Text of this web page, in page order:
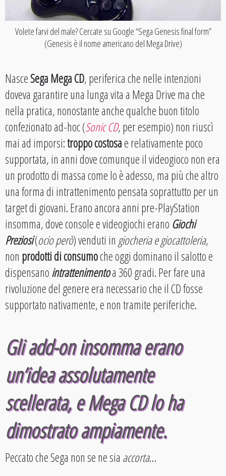
Volete farvi del male? Cercate su Google “Sega Genesis final form”
(Genesis è il nome americano del Mega Drive)
NasceSega Mega CD, periferica che nelle intenzioni
doveva garantire una lunga vita a Mega Drive ma che
nella pratica, nonostante anche qualche buon titolo
confezionato ad-hoc (Sonic CD, per esempio) non riuscì
mai ad imporsi:troppo costosae relativamente poco
supportata, in anni dove comunque il videogioco non era
un prodotto di massa come lo è adesso, ma più che altro
una forma di intrattenimento pensata soprattutto per un
target di giovani. Erano ancora anni pre-PlayStation
insomma, dove console e videogiochi erano Giochi
Preziosi(ocio però) venduti in giocheria e giocattoleria,
non prodotti di consumoche oggi dominano il salotto e
dispensanointrattenimentoa 360 gradi. Per fare una
rivoluzione del genere era necessario che il CD fosse
supportato nativamente, e non tramite periferiche.
Gli add-on insomma erano
un’idea assolutamente
scellerata, e Mega CD lo ha
dimostrato ampiamente.
Peccato che Sega non se ne sia accorta…